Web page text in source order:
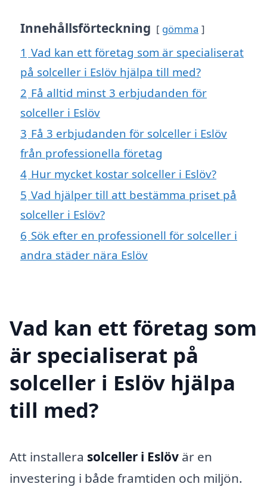
Innehållsförteckning gömma
1 Vad kan ett företag som är specialiserat
på solceller i Eslöv hjälpa till med?
2 Få alltid minst 3 erbjudanden för
solceller i Eslöv
3 Få 3 erbjudanden för solceller i Eslöv
från professionella företag
4 Hur mycket kostar solceller i Eslöv?
5 Vad hjälper till att bestämma priset på
solceller i Eslöv?
6 Sök efter en professionell för solceller i
andra städer nära Eslöv
Vad kan ett företag som
är specialiserat på
solceller i Eslöv hjälpa
till med?
Att installera solceller i Eslöv är en
investering i både framtiden och miljön.